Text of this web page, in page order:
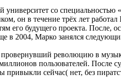
университет со специальностью
он в течение трёх лет
его будущего проекта. После,
в 2004, Марко занялся
провернувший революцию в
пользователей. После
привыкли сейчас( нет, без